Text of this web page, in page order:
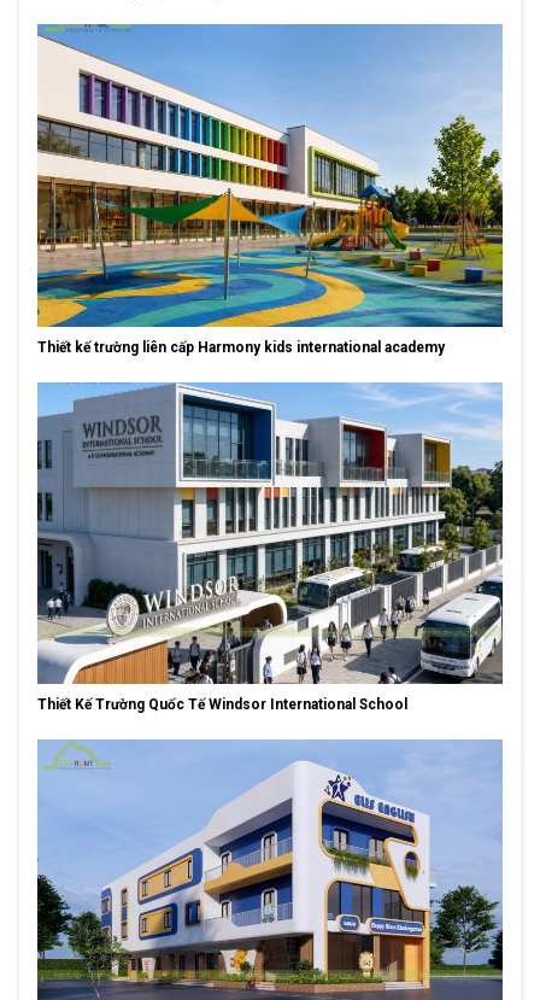
Thiết kế trường liên cấp Harmony kids international academy
Thiết Kế Trường Quốc Tế Windsor International School